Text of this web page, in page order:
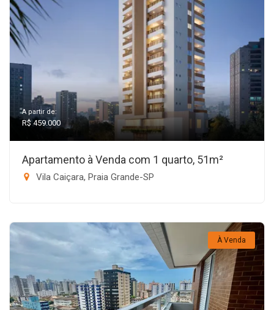
A partir de:
R$ 459.000
Apartamento à Venda com 1 quarto, 51m²
Vila Caiçara, Praia Grande-SP
À Venda